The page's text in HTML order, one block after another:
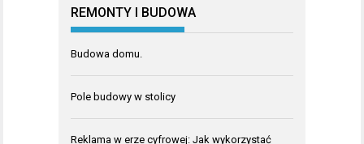
REMONTY I BUDOWA
Budowa domu.
Pole budowy w stolicy
Reklama w erze cyfrowej: Jak wykorzystać